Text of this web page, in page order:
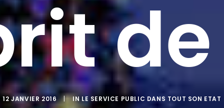
12 JANVIER 2016 | IN LE SERVICE PUBLIC DANS TOUT SON ETAT